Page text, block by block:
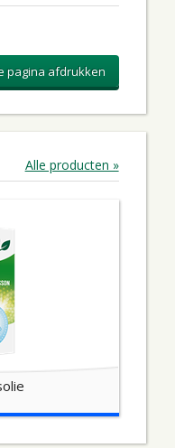
pagina afdrukken
Alle producten »